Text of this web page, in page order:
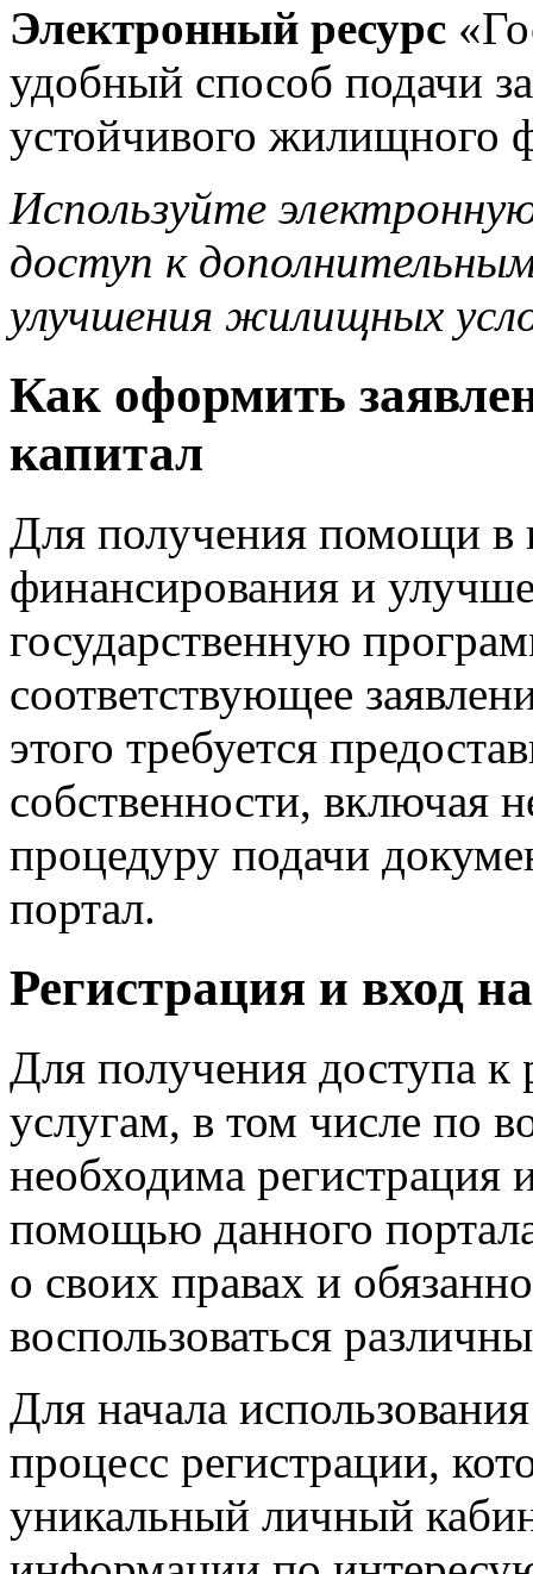
Электронный ресурс
удобный способ подачи
устойчивого жилищного
Используйте
доступ к
улучшения жилищных
Как оформить
капитал
Для получения помощи в
финансирования и
государственную
соответствующее
этого требуется
собственности, включая
процедуру подачи
портал.
Регистрация и вход
Для получения доступа
услугам, в том числе по
необходима регистрация
помощью данного
о своих правах и
воспользоваться
Для начала
процесс регистрации,
уникальный личный